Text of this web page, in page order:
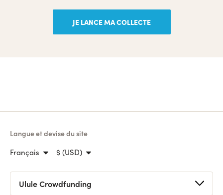
JE LANCE MA COLLECTE
Langue et devise du site
Français $ (USD)
Ulule Crowdfunding